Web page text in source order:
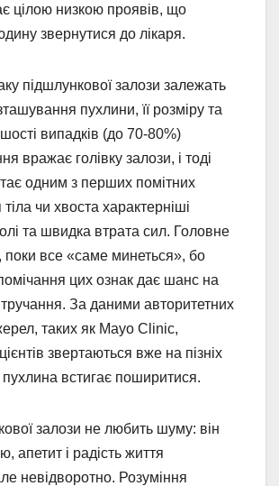
цілою низкою проявів, що
звернутися до лікаря.
підшлункової залози залежать
пухлини, її розміру та
випадків (до 70-80%)
вражає голівку залози, і тоді
одним з перших помітних
чи хвоста характерніші
та швидка втрата сил. Головне
все «саме минеться», бо
цих ознак дає шанс на
За даними авторитетних
таких як Mayo Clinic,
звертаються вже на пізніх
пухлина встигає поширитися.
залози не любить шуму: він
апетит і радість життя
невідворотно. Розуміння